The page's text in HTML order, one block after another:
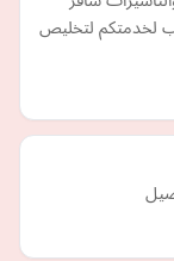
لخدمتكم لتخليص